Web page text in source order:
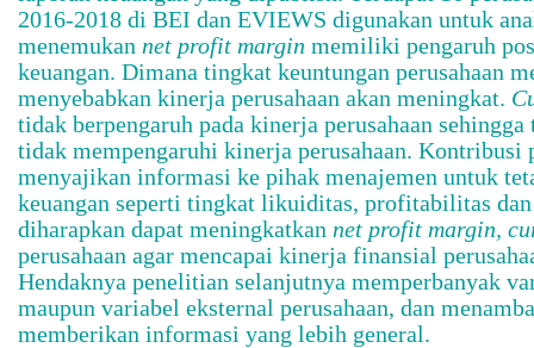
2016-2018 di BEI dan EVIEWS digunakan untuk
menemukan net profit margin memiliki pengaruh
keuangan. Dimana tingkat keuntungan perusahaan
menyebabkan kinerja perusahaan akan meningkat.
tidak berpengaruh pada kinerja perusahaan
tidak mempengaruhi kinerja perusahaan. Kontribusi
menyajikan informasi ke pihak menajemen untuk
keuangan seperti tingkat likuiditas, profitabilitas
diharapkan dapat meningkatkan net profit margin,
perusahaan agar mencapai kinerja finansial
Hendaknya penelitian selanjutnya memperbanyak
maupun variabel eksternal perusahaan, dan
memberikan informasi yang lebih general.